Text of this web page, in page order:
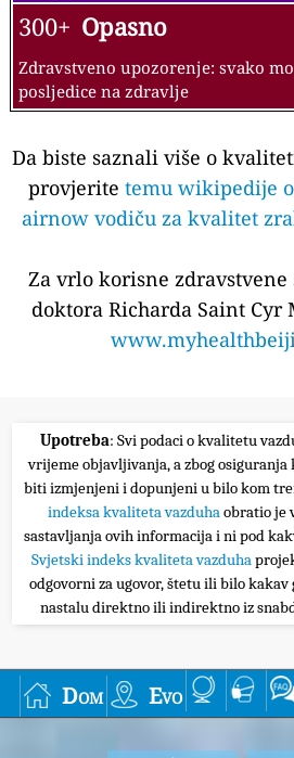
300+ Opasno
Zdravstveno upozorenje: svako
posljedice na zdravlje
Da biste saznali više o
provjerite temu wikipedije
airnow vodiču za kvalitet
Za vrlo korisne zdravstvene
doktora Richarda Saint Cyr
Upotreba: Svi podaci o kvalitetu
vrijeme objavljivanja, a zbog
biti izmjenjeni i dopunjeni u bilo kom
indeksa kvaliteta vazduhaobratio je
sastavljanja ovih informacija i ni pod
Svjetski indeks kvaliteta vazduha
odgovorni za ugovor, štetu ili bilo
nastalu direktno ili indirektno iz
Dom Evo